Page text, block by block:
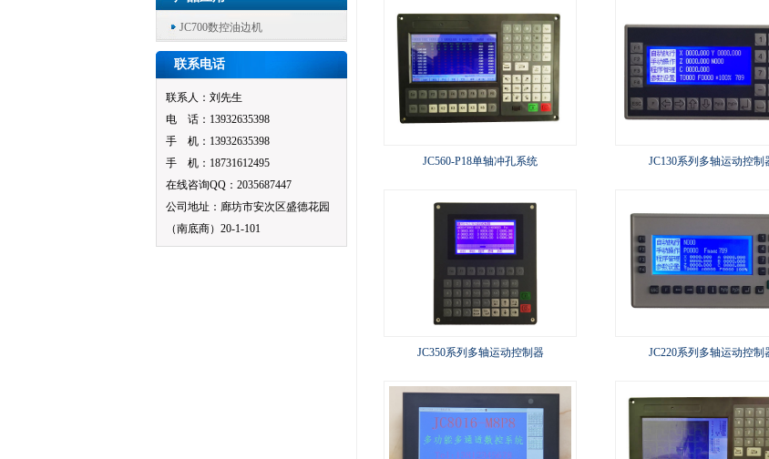
JC700数控油边机
联系电话
联系人：刘先生
电 话：13932635398
手 机：13932635398
手 机：18731612495
在线咨询QQ：2035687447
公司地址：廊坊市安次区盛德花园
（南底商）20-1-101
JC560-P18单轴冲孔系统 JC130系列多轴运动控制
JC350系列多轴运动控制器 JC220系列多轴运动控制